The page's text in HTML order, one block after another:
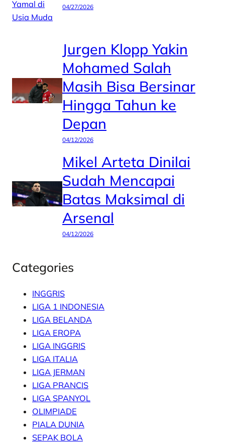
04/27/2026
Jurgen Klopp Yakin
Mohamed Salah
Masih Bisa Bersinar
Hingga Tahun ke
Depan
04/12/2026
Mikel Arteta Dinilai
Sudah Mencapai
Batas Maksimal di
Arsenal
04/12/2026
Categories
INGGRIS
LIGA 1 INDONESIA
LIGA BELANDA
LIGA EROPA
LIGA INGGRIS
LIGA ITALIA
LIGA JERMAN
LIGA PRANCIS
LIGA SPANYOL
OLIMPIADE
PIALA DUNIA
SEPAK BOLA